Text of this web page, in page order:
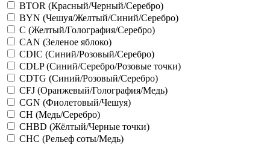
BTOR (Красный/Черный/Серебро)
BYN (Чешуя/Желтый/Синий/Серебро)
C (Желтый/Голография/Серебро)
CAN (Зеленое яблоко)
CDIC (Синий/Розовый/Серебро)
CDLP (Синий/Серебро/Розовые точки)
CDTG (Синий/Розовый/Серебро)
CFJ (Оранжевый/Голография/Медь)
CGN (Фиолетовый/Чешуя)
CH (Медь/Серебро)
CHBD (Жёлтый/Черные точки)
CHC (Рельеф соты/Медь)